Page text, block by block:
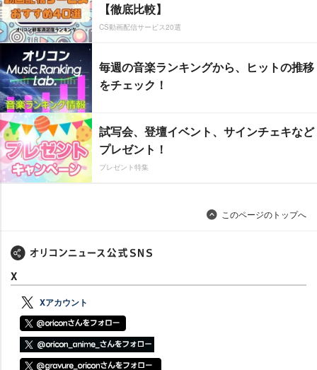
【徹底比較】
CS動画配信サービス20選
毎週の音楽ランキングから、ヒットの推移
をチェック！
試写会、登壇イベント、サインチェキなど
プレゼント！
プレゼント特集
このページのトップへ
X
Xアカウント